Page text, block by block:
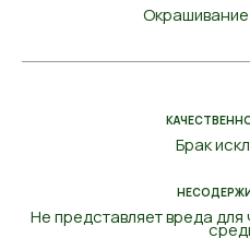
Брак
Не представляет вреда